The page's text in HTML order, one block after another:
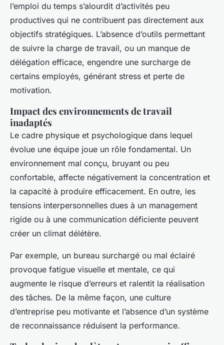
l’emploi du temps s’alourdit d’activités peu
productives qui ne contribuent pas directement aux
objectifs stratégiques. L’absence d’outils permettant
de suivre la charge de travail, ou un manque de
délégation efficace, engendre une surcharge de
certains employés, générant stress et perte de
motivation.
Impact des environnements de travail
inadaptés
Le cadre physique et psychologique dans lequel
évolue une équipe joue un rôle fondamental. Un
environnement mal conçu, bruyant ou peu
confortable, affecte négativement la concentration et
la capacité à produire efficacement. En outre, les
tensions interpersonnelles dues à un management
rigide ou à une communication déficiente peuvent
créer un climat délétère.
Par exemple, un bureau surchargé ou mal éclairé
provoque fatigue visuelle et mentale, ce qui
augmente le risque d’erreurs et ralentit la réalisation
des tâches. De la même façon, une culture
d’entreprise peu motivante et l’absence d’un système
de reconnaissance réduisent la performance.